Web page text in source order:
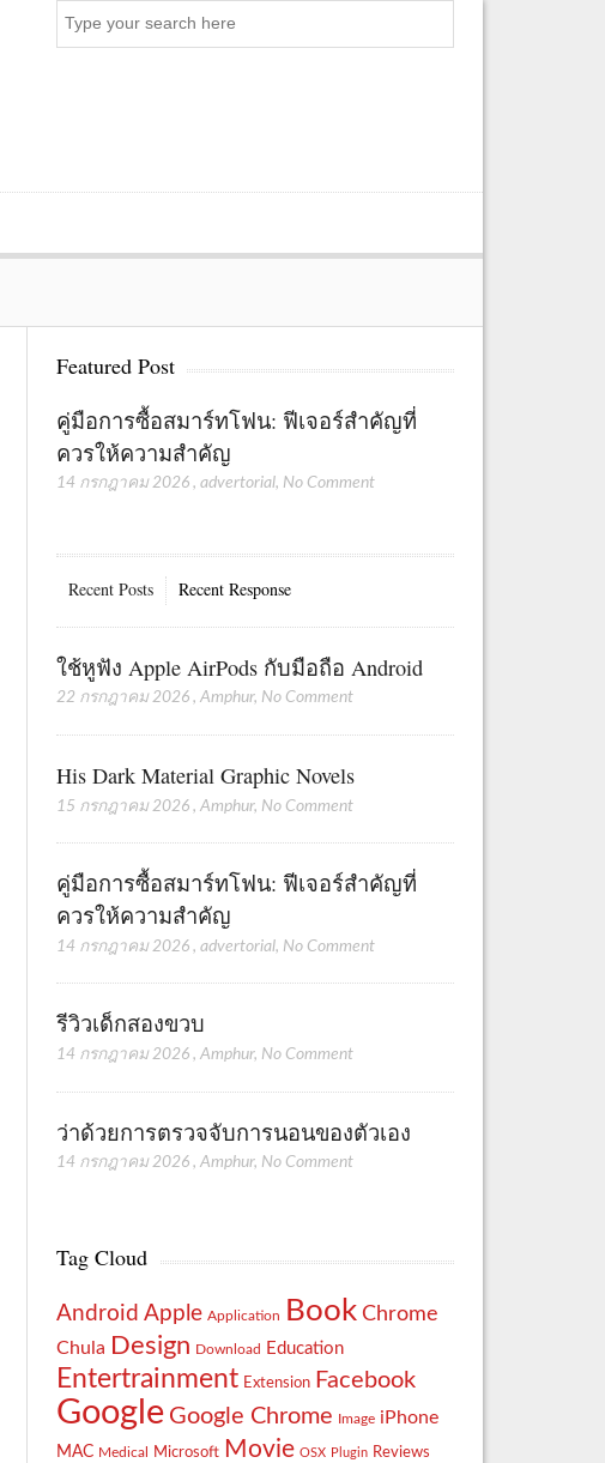
Featured Post
คู่มือการซื้อสมาร์ทโฟน: ฟีเจอร์สำคัญที่
ควรให้ความสำคัญ
14 กรกฎาคม 2026 ,advertorial, No Comment
Recent Posts Recent Response
ใช้หูฟัง Apple AirPods กับมือถือ Android
22 กรกฎาคม 2026 ,Amphur, No Comment
His Dark Material Graphic Novels
15 กรกฎาคม 2026 ,Amphur, No Comment
คู่มือการซื้อสมาร์ทโฟน: ฟีเจอร์สำคัญที่
ควรให้ความสำคัญ
14 กรกฎาคม 2026 ,advertorial, No Comment
รีวิวเด็กสองขวบ
14 กรกฎาคม 2026 ,Amphur, No Comment
ว่าด้วยการตรวจจับการนอนของตัวเอง
14 กรกฎาคม 2026 ,Amphur, No Comment
Tag Cloud
Android Apple Application Book Chrome
Chula Design Download Education
Entertrainment Extension Facebook
Google Google Chrome Image iPhone
MAC Medical Microsoft Movie OSX Plugin Reviews